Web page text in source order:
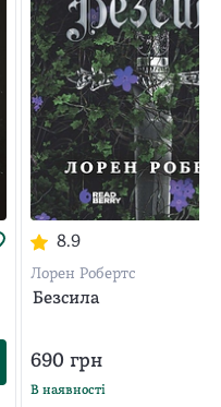
8.9
Лорен Робертс
Безсила
690грн
В наявності